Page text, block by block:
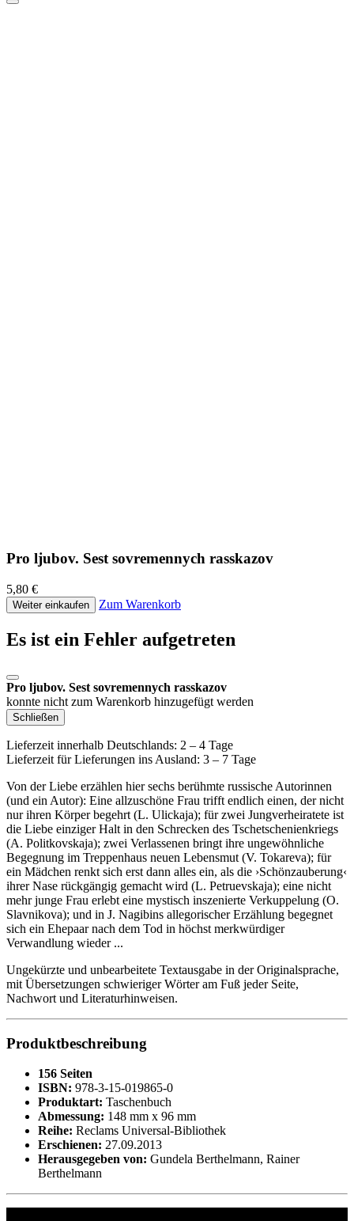
Pro ljubov. Sest sovremennych rasskazov
5,80 €
Weiter einkaufen Zum Warenkorb
Es ist ein Fehler aufgetreten
Pro ljubov. Sest sovremennych rasskazov
konnte nicht zum Warenkorb hinzugefügt werden
Schließen
Lieferzeit innerhalb Deutschlands: 2 – 4 Tage
Lieferzeit für Lieferungen ins Ausland: 3 – 7 Tage
Von der Liebe erzählen hier sechs berühmte russische Autorinnen
(und ein Autor): Eine allzuschöne Frau trifft endlich einen, der nicht
nur ihren Körper begehrt (L. Ulickaja); für zwei Jungverheiratete ist
die Liebe einziger Halt in den Schrecken des Tschetschenienkriegs
(A. Politkovskaja); zwei Verlassenen bringt ihre ungewöhnliche
Begegnung im Treppenhaus neuen Lebensmut (V. Tokareva); für
ein Mädchen renkt sich erst dann alles ein, als die ›Schönzauberung‹
ihrer Nase rückgängig gemacht wird (L. Petruevskaja); eine nicht
mehr junge Frau erlebt eine mystisch inszenierte Verkuppelung (O.
Slavnikova); und in J. Nagibins allegorischer Erzählung begegnet
sich ein Ehepaar nach dem Tod in höchst merkwürdiger
Verwandlung wieder ...
Ungekürzte und unbearbeitete Textausgabe in der Originalsprache,
mit Übersetzungen schwieriger Wörter am Fuß jeder Seite,
Nachwort und Literaturhinweisen.
Produktbeschreibung
156 Seiten
ISBN: 978-3-15-019865-0
Produktart: Taschenbuch
Abmessung: 148 mm x 96 mm
Reihe: Reclams Universal-Bibliothek
Erschienen: 27.09.2013
Herausgegeben von: Gundela Berthelmann, Rainer
Berthelmann